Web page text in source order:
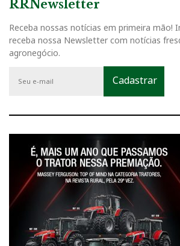
RRNewsletter
Receba nossas notícias em primeira mão!
receba nossa Newsletter com notícias
agronegócio.